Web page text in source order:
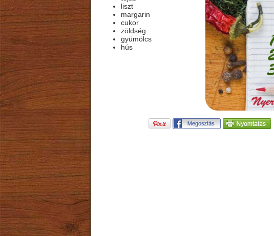
liszt
margarin
cukor
zöldség
gyümölcs
hús